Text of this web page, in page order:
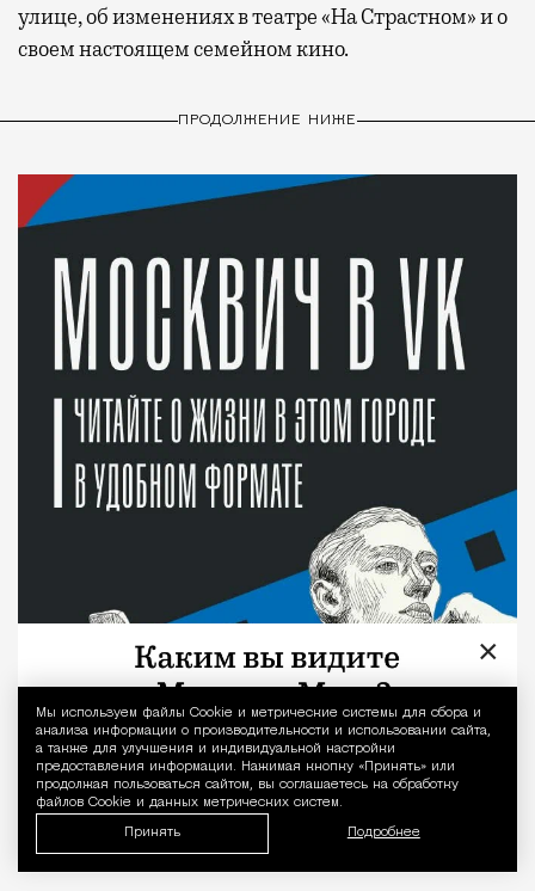
Уведомление
Мы используем файлы Сookie и метрические системы для сбора и
анализа информации о производительности и использовании сайта,
а также для улучшения и индивидуальной настройки
предоставления информации. Нажимая кнопку «Принять» или
продолжая пользоваться сайтом, вы соглашаетесь на обработку
файлов Cookie и данных метрических систем.
Принять Подробнее
улице, об изменениях в театре «На Страстном» и о
своем настоящем семейном кино.
ПРОДОЛЖЕНИЕ НИЖЕ
×